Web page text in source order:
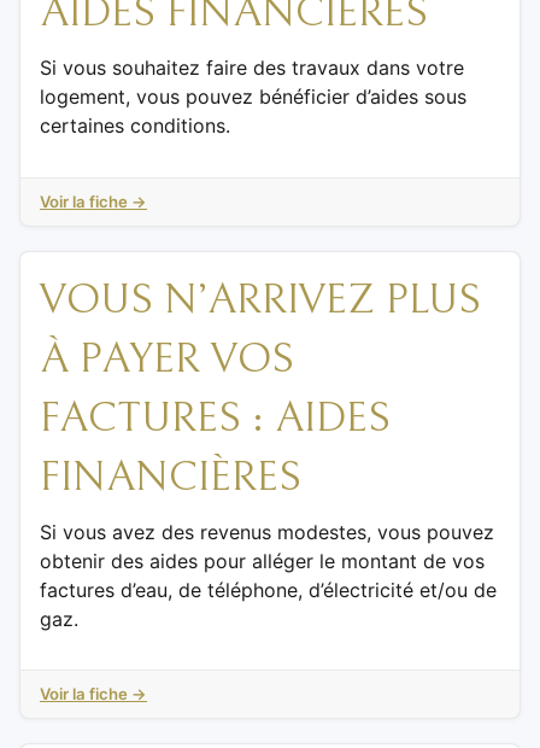
AIDES FINANCIÈRES
Si vous souhaitez faire des travaux dans votre
logement, vous pouvez bénéficier d’aides sous
certaines conditions.
Voir la fiche →
VOUS N’ARRIVEZ PLUS
À PAYER VOS
FACTURES : AIDES
FINANCIÈRES
Si vous avez des revenus modestes, vous pouvez
obtenir des aides pour alléger le montant de vos
factures d’eau, de téléphone, d’électricité et/ou de
gaz.
Voir la fiche →